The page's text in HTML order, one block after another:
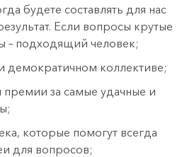
будете составлять для нас
Если вопросы крутые
– подходящий человек;
демократичном коллективе;
премии за самые удачные и
которые помогут всегда
для вопросов;